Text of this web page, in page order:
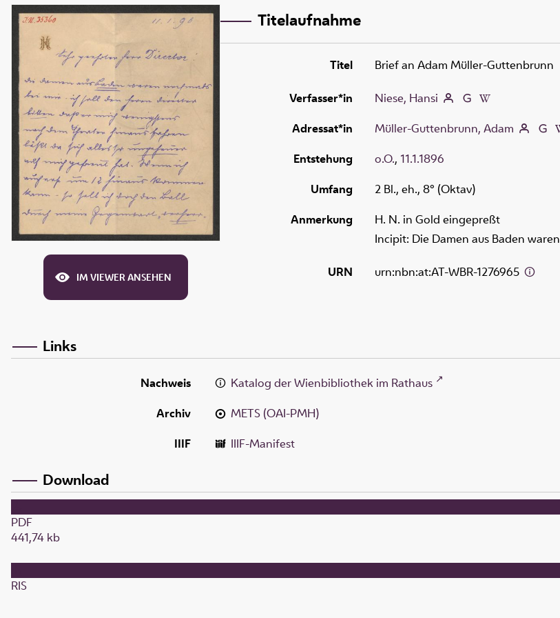
IM VIEWER ANSEHEN
Titelaufnahme
Titel Brief an Adam Müller-Guttenbrunn
Verfasser*in
Niese, Hansi
Adressat*in
Müller-Guttenbrunn, Adam
Entstehung
o.O., 11.1.1896
Umfang
2 Bl., eh., 8° (Oktav)
Anmerkung
H. N. in Gold eingepreßt
Incipit: Die Damen aus Baden waren
URN urn:nbn:at:AT-WBR-1276965
Links
Nachweis
Katalog der Wienbibliothek im Rathaus
Archiv
METS (OAI-PMH)
IIIF
IIIF-Manifest
Download
PDF
441,74 kb
RIS